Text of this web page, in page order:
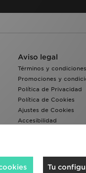
Aviso legal
Términos y condiciones
Promociones y
Política de Privacidad
Política de Cookies
Ajustes de Cookies
Accesibilidad
Tu